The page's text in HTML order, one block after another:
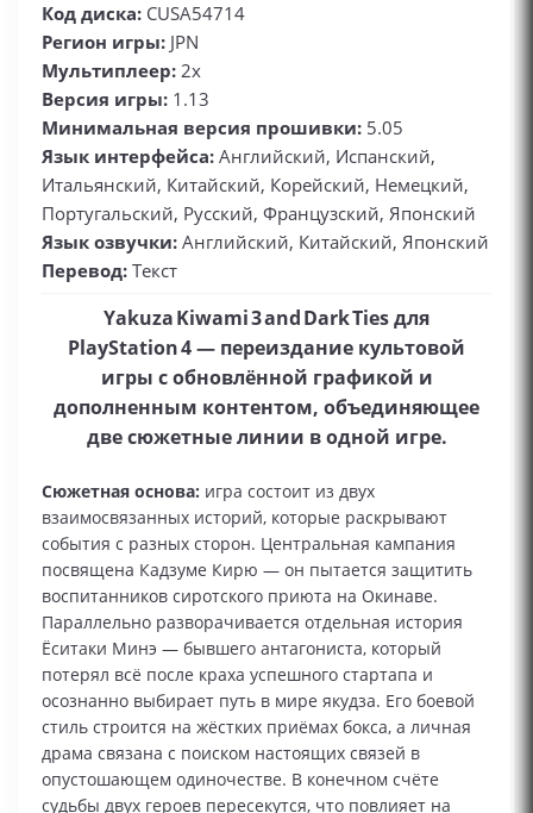
Код диска: CUSA54714
Регион игры: JPN
Мультиплеер: 2x
Версия игры: 1.13
Минимальная версия прошивки: 5.05
Язык интерфейса: Английский, Испанский,
Итальянский, Китайский, Корейский, Немецкий,
Португальский, Русский, Французский, Японский
Язык озвучки: Английский, Китайский, Японский
Перевод: Текст
Yakuza Kiwami 3 and Dark Ties для
PlayStation 4 — переиздание культовой
игры с обновлённой графикой и
дополненным контентом, объединяющее
две сюжетные линии в одной игре.
Сюжетная основа: игра состоит из двух
взаимосвязанных историй, которые раскрывают
события с разных сторон. Центральная кампания
посвящена Кадзуме Кирю — он пытается защитить
воспитанников сиротского приюта на Окинаве.
Параллельно разворачивается отдельная история
Ёситаки Минэ — бывшего антагониста, который
потерял всё после краха успешного стартапа и
осознанно выбирает путь в мире якудза. Его боевой
стиль строится на жёстких приёмах бокса, а личная
драма связана с поиском настоящих связей в
опустошающем одиночестве. В конечном счёте
судьбы двух героев пересекутся, что повлияет на